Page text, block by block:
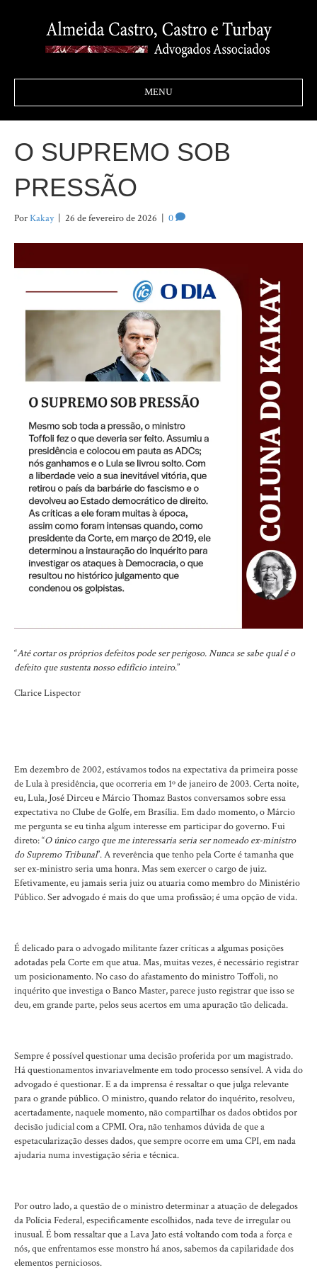
MENU
O SUPREMO SOB
PRESSÃO
PorKakay | 26 de fevereiro de 2026 | 0
“Até cortar os próprios defeitos pode ser perigoso. Nunca se sabe qual é o
defeito que sustenta nosso edifício inteiro.”
Clarice Lispector
Em dezembro de 2002, estávamos todos na expectativa da primeira posse
de Lula à presidência, que ocorreria em 1º de janeiro de 2003. Certa noite,
eu, Lula, José Dirceu e Márcio Thomaz Bastos conversamos sobre essa
expectativa no Clube de Golfe, em Brasília. Em dado momento, o Márcio
me pergunta se eu tinha algum interesse em participar do governo. Fui
direto: “O único cargo que me interessaria seria ser nomeado ex-ministro
do Supremo Tribunal”. A reverência que tenho pela Corte é tamanha que
ser ex-ministro seria uma honra. Mas sem exercer o cargo de juiz.
Efetivamente, eu jamais seria juiz ou atuaria como membro do Ministério
Público. Ser advogado é mais do que uma profissão; é uma opção de vida.
É delicado para o advogado militante fazer críticas a algumas posições
adotadas pela Corte em que atua. Mas, muitas vezes, é necessário registrar
um posicionamento. No caso do afastamento do ministro Toffoli, no
inquérito que investiga o Banco Master, parece justo registrar que isso se
deu, em grande parte, pelos seus acertos em uma apuração tão delicada.
Sempre é possível questionar uma decisão proferida por um magistrado.
Há questionamentos invariavelmente em todo processo sensível. A vida do
advogado é questionar. E a da imprensa é ressaltar o que julga relevante
para o grande público. O ministro, quando relator do inquérito, resolveu,
acertadamente, naquele momento, não compartilhar os dados obtidos por
decisão judicial com a CPMI. Ora, não tenhamos dúvida de que a
espetacularização desses dados, que sempre ocorre em uma CPI, em nada
ajudaria numa investigação séria e técnica.
Por outro lado, a questão de o ministro determinar a atuação de delegados
da Polícia Federal, especificamente escolhidos, nada teve de irregular ou
inusual. É bom ressaltar que a Lava Jato está voltando com toda a força e
nós, que enfrentamos esse monstro há anos, sabemos da capilaridade dos
elementos perniciosos.